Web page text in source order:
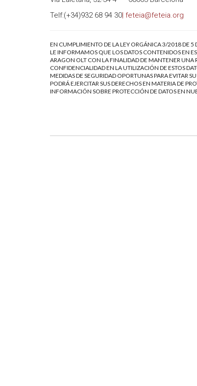
Telf:(+34)932 68 94 30 | feteia@feteia.org
EN CUMPLIMIENTO DE LA LEY ORGÁNICA 3/2018 DE 5
LE INFORMAMOS QUE LOS DATOS CONTENIDOS EN
ARAGON OLT CON LA FINALIDAD DE MANTENER UNA
CONFIDENCIALIDAD EN LA UTILIZACIÓN DE ESTOS
MEDIDAS DE SEGURIDAD OPORTUNAS PARA EVITAR
PODRÁ EJERCITAR SUS DERECHOS EN MATERIA DE
INFORMACIÓN SOBRE PROTECCIÓN DE DATOS EN